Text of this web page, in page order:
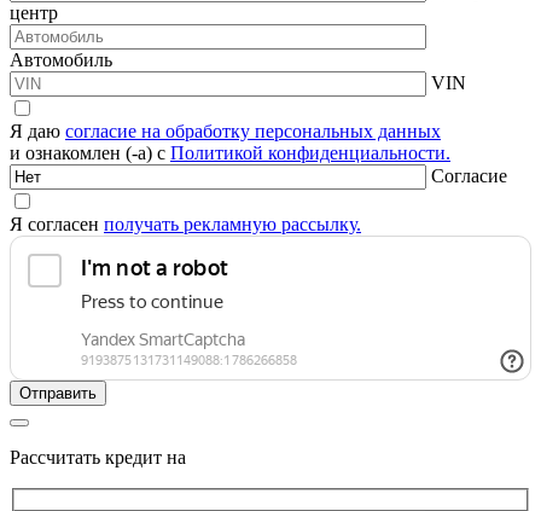
центр
Автомобиль
VIN
Я даю согласие на обработку персональных данных
и ознакомлен (-а) с Политикой конфиденциальности.
Согласие
Я согласен получать рекламную рассылку.
Рассчитать кредит на